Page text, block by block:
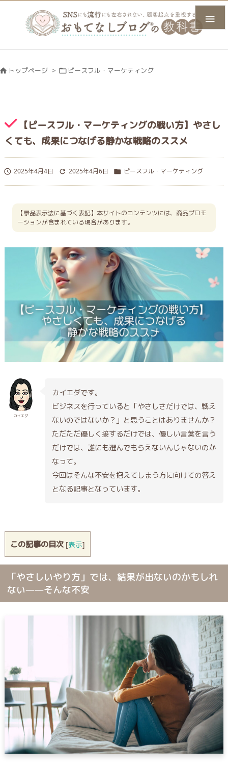

トップページ >  ピースフル・マーケティング
【ピースフル・マーケティングの戦い方】やさし
くても、成果につなげる静かな戦略のススメ
 2025年4月4日  2025年4月6日  ピースフル・マーケティング
【景品表示法に基づく表記】本サイトのコンテンツには、商品プロモ
ーションが含まれている場合があります。
カイエダ
カイエダです。
ビジネスを行っていると「やさしさだけでは、戦え
ないのではないか？」と思うことはありませんか？
ただただ優しく接するだけでは、優しい言葉を言う
だけでは、誰にも選んでもらえないんじゃないのか
なって。
今回はそんな不安を抱えてしまう方に向けての答え
となる記事となっています。
この記事の目次 [表示]
「やさしいやり方」では、結果が出ないのかもしれ
ない——そんな不安